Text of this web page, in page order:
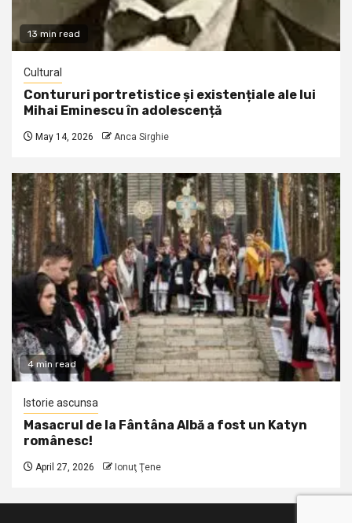
13 min read
Cultural
Contururi portretistice și existențiale ale lui
Mihai Eminescu în adolescență
May 14, 2026 Anca Sirghie
4 min read
Istorie ascunsa
Masacrul de la Fântâna Albă a fost un Katyn
românesc!
April 27, 2026 Ionuţ Ţene